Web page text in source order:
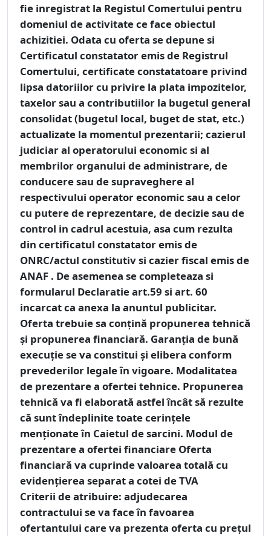
fie inregistrat la Registul Comertului pentru
domeniul de activitate ce face obiectul
achizitiei. Odata cu oferta se depune si
Certificatul constatator emis de Registrul
Comertului, certificate constatatoare privind
lipsa datoriilor cu privire la plata impozitelor,
taxelor sau a contributiilor la bugetul general
consolidat (bugetul local, buget de stat, etc.)
actualizate la momentul prezentarii; cazierul
judiciar al operatorului economic si al
membrilor organului de administrare, de
conducere sau de supraveghere al
respectivului operator economic sau a celor
cu putere de reprezentare, de decizie sau de
control in cadrul acestuia, asa cum rezulta
din certificatul constatator emis de
ONRC/actul constitutiv si cazier fiscal emis de
ANAF . De asemenea se completeaza si
formularul Declaratie art.59 si art. 60
incarcat ca anexa la anuntul publicitar.
Oferta trebuie sa conțină propunerea tehnică
și propunerea financiară. Garanția de bună
execuție se va constitui și elibera conform
prevederilor legale în vigoare. Modalitatea
de prezentare a ofertei tehnice. Propunerea
tehnică va fi elaborată astfel încât să rezulte
că sunt îndeplinite toate cerinţele
menţionate în Caietul de sarcini. Modul de
prezentare a ofertei financiare Oferta
financiară va cuprinde valoarea totală cu
evidențierea separat a cotei de TVA
Criterii de atribuire: adjudecarea
contractului se va face în favoarea
ofertantului care va prezenta oferta cu prețul